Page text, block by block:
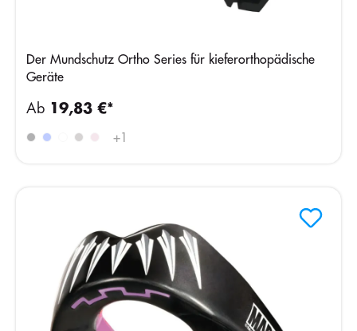
Der Mundschutz Ortho Series für kieferorthopädische
Geräte
+1
Ab 19,83 €*